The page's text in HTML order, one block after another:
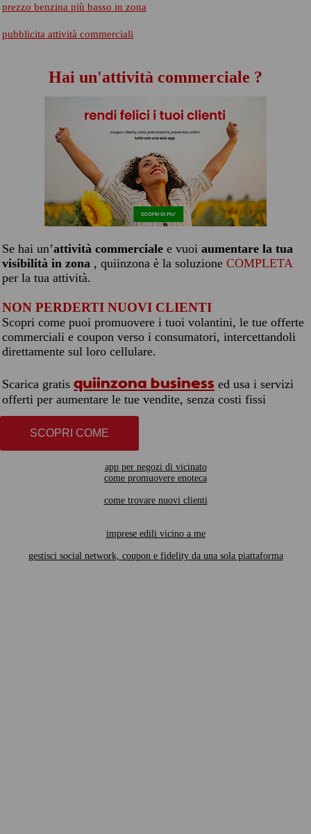
prezzo benzina più basso in zona
pubblicita attività commerciali
Hai un'attività commerciale ?
Se hai un’attività commerciale e vuoi aumentare la tua
visibilità in zona , quiinzona è la soluzione COMPLETA
per la tua attività.
NON PERDERTI NUOVI CLIENTI
Scopri come puoi promuovere i tuoi volantini, le tue offerte
commerciali e coupon verso i consumatori, intercettandoli
direttamente sul loro cellulare.
Scarica gratis quiinzona business ed usa i servizi
offerti per aumentare le tue vendite, senza costi fissi
SCOPRI COME
app per negozi di vicinato
come promuovere enoteca
come trovare nuovi clienti
imprese edili vicino a me
gestisci social network, coupon e fidelity da una sola piattaforma